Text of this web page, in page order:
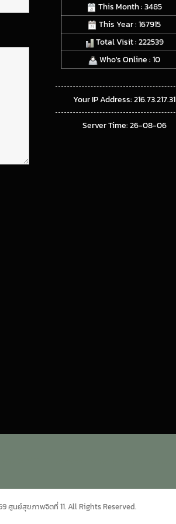
This Month : 3485
This Year : 167915
Total Visit : 222539
Who's Online : 10
Your IP Address: 216.73.217.31
Server Time: 26-08-06
ศูนย์สุขภาพจิตที่ 11. All Rights Reserved.